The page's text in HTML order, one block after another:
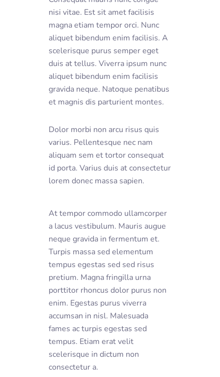
nisi vitae. Est sit amet facilisis
magna etiam tempor orci. Nunc
aliquet bibendum enim facilisis. A
scelerisque purus semper eget
duis at tellus. Viverra ipsum nunc
aliquet bibendum enim facilisis
gravida neque. Natoque penatibus
et magnis dis parturient montes.
Dolor morbi non arcu risus quis
varius. Pellentesque nec nam
aliquam sem et tortor consequat
id porta. Varius duis at consectetur
lorem donec massa sapien.
At tempor commodo ullamcorper
a lacus vestibulum. Mauris augue
neque gravida in fermentum et.
Turpis massa sed elementum
tempus egestas sed sed risus
pretium. Magna fringilla urna
porttitor rhoncus dolor purus non
enim. Egestas purus viverra
accumsan in nisl. Malesuada
fames ac turpis egestas sed
tempus. Etiam erat velit
scelerisque in dictum non
consectetur a.